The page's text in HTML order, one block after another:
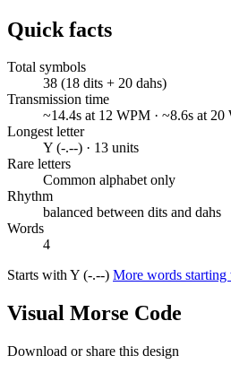
Quick facts
Total symbols
38 (18 dits + 20 dahs)
Transmission time
~14.4s at 12 WPM · ~8.6s at 20
Longest letter
Y (-.--) · 13 units
Rare letters
Common alphabet only
Rhythm
balanced between dits and dahs
Words
4
Starts with Y (-.--) More words
Visual Morse Code
Download or share this design